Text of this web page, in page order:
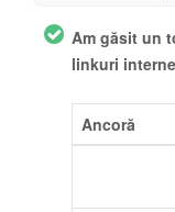
Am găsit un
linkuri
Ancoră